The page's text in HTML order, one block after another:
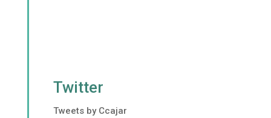
Twitter
Tweets by Ccajar